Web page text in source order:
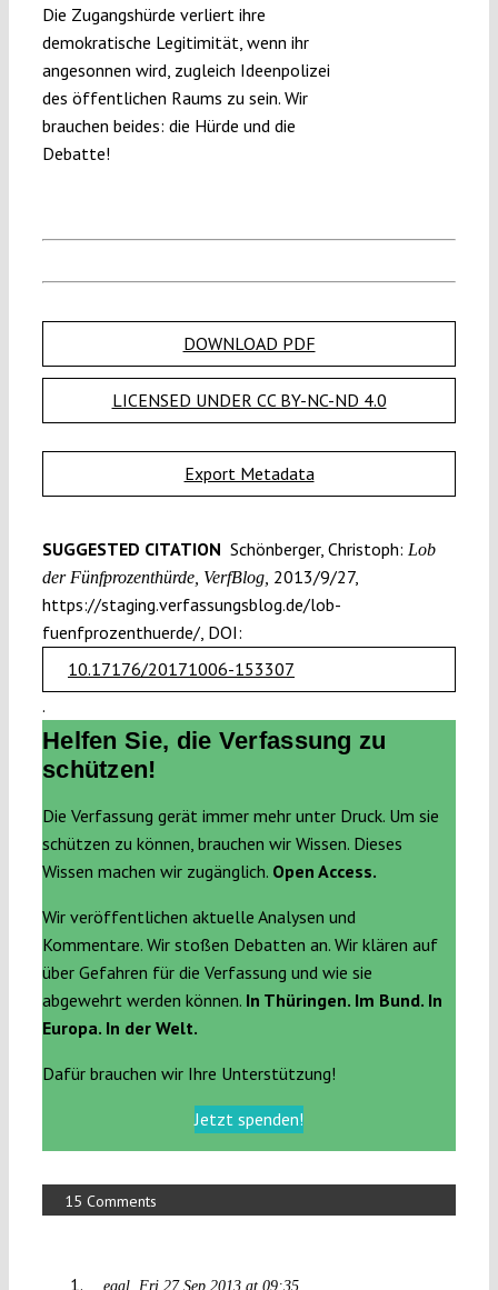
Die Zugangshürde verliert ihre
demokratische Legitimität, wenn ihr
angesonnen wird, zugleich Ideenpolizei
des öffentlichen Raums zu sein. Wir
brauchen beides: die Hürde und die
Debatte!
DOWNLOAD PDF
LICENSED UNDER CC BY-NC-ND 4.0
Export Metadata
SUGGESTED CITATION Schönberger, Christoph: Lob
der Fünfprozenthürde, VerfBlog, 2013/9/27,
https://staging.verfassungsblog.de/lob-
fuenfprozenthuerde/, DOI:
10.17176/20171006-153307
.
Helfen Sie, die Verfassung zu
schützen!
Die Verfassung gerät immer mehr unter Druck. Um sie
schützen zu können, brauchen wir Wissen. Dieses
Wissen machen wir zugänglich. Open Access.
Wir veröffentlichen aktuelle Analysen und
Kommentare. Wir stoßen Debatten an. Wir klären auf
über Gefahren für die Verfassung und wie sie
abgewehrt werden können. In Thüringen. Im Bund. In
Europa. In der Welt.
Dafür brauchen wir Ihre Unterstützung!
Jetzt spenden!
15 Comments
egal Fri 27 Sep 2013 at 09:35